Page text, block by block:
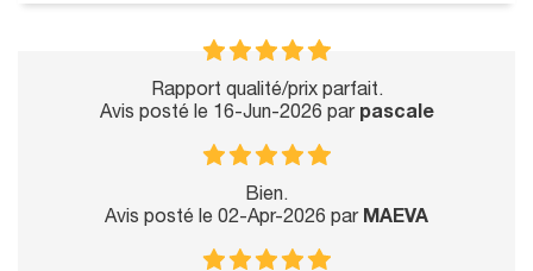
Rapport qualité/prix parfait.
Avis posté le 16-Jun-2026 par pascale
Bien.
Avis posté le 02-Apr-2026 par MAEVA